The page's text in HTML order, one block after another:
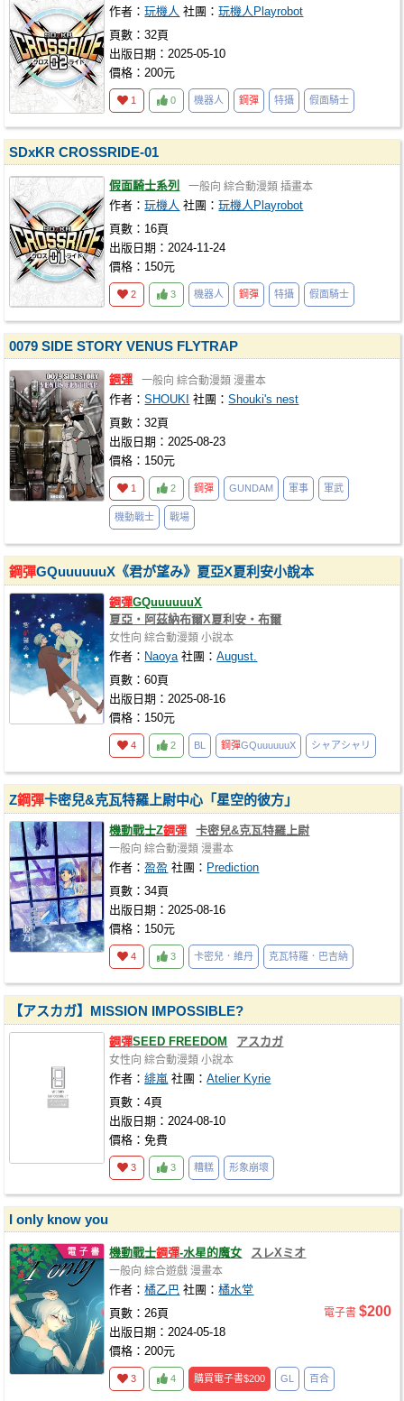
作者：玩機人 社團：玩機人Playrobot
頁數：32頁
出版日期：2025-05-10
價格：200元
1 0 機器人 鋼彈 特攝 假面騎士
SDxKR CROSSRIDE-01
假面騎士系列 一般向 綜合動漫類 插畫本
作者：玩機人 社團：玩機人Playrobot
頁數：16頁
出版日期：2024-11-24
價格：150元
2 3 機器人 鋼彈 特攝 假面騎士
0079 SIDE STORY VENUS FLYTRAP
鋼彈 一般向 綜合動漫類 漫畫本
作者：SHOUKI 社團：Shouki's nest
頁數：32頁
出版日期：2025-08-23
價格：150元
1 2 鋼彈 GUNDAM 軍事 軍武
機動戰士 戰場
鋼彈GQuuuuuuX《君が望み》夏亞X夏利安小說本
鋼彈GQuuuuuuX
夏亞‧阿茲納布爾X夏利安‧布爾
女性向 綜合動漫類 小說本
作者： Naoya 社團：August.
頁數：60頁
出版日期：2025-08-16
價格：150元
4 2 BL 鋼彈GQuuuuuuX シャアシャリ
Z鋼彈卡密兒&克瓦特羅上尉中心「星空的彼方」
機動戰士Z鋼彈 卡密兒&克瓦特羅上尉
一般向 綜合動漫類 漫畫本
作者：盈盈 社團： Prediction
頁數：34頁
出版日期：2025-08-16
價格：150元
4 3 卡密兒．維丹 克瓦特羅．巴吉納
【アスカガ】MISSION IMPOSSIBLE?
鋼彈SEED FREEDOM アスカガ
女性向 綜合動漫類 小說本
作者：緋嵐 社團：Atelier Kyrie
頁數：4頁
出版日期：2024-08-10
價格：免費
3 3 糟糕 形象崩壞
I only know you
機動戰士鋼彈-水星的魔女 スレXミオ
一般向 綜合遊戲 漫畫本
作者：橘乙巴 社團：橘水堂
頁數：26頁
出版日期：2024-05-18
價格：200元
電子書 $200
3 4 購買電子書$200 GL 百合